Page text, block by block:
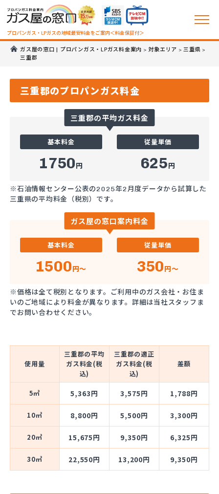
プロパンガス・LPガスの地域最安料金をご案内＜料金保証付＞
ガス屋の窓口 | プロパンガス・LPガス料金案内 > 対象エリア >三重県 >
三重郡
三重郡のプロパンガス料金
三重郡の平均ガス料金
基本料金
1750円
従量単価
625円
※石油情報センター公表の2025年2月度データから試算した
三重県の平均料金（税別）です。
ガス屋の窓口案内料金
基本料金
1500円～
従量単価
350円～
※価格は全て税別となります。ご利用中のガス会社・お住ま
いのご地域により料金が異なります。詳細は当社スタッフま
でお問い合わせください。
使用量
三重郡の平均
ガス料金(税
込)
三重郡の適正
ガス料金(税
込)
差額
5㎥ 5,363円 3,575円 1,788円
10㎥ 8,800円 5,500円 3,300円
20㎥ 15,675円 9,350円 6,325円
30㎥ 22,550円 13,200円 9,350円